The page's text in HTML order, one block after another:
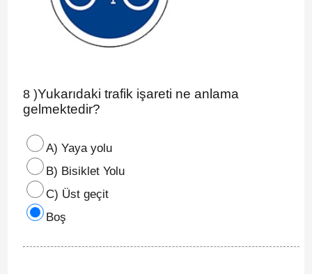
8 )Yukarıdaki trafik işareti ne anlama
gelmektedir?
A) Yaya yolu
B) Bisiklet Yolu
C) Üst geçit
Boş